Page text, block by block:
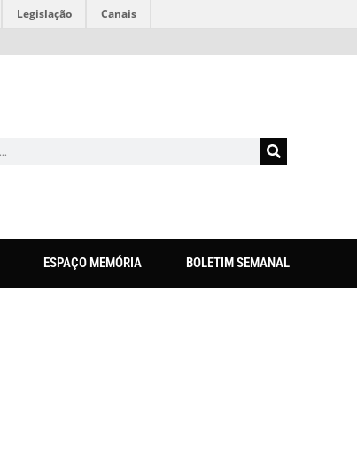
Legislação Canais
ESPAÇO MEMÓRIA BOLETIM SEMANAL